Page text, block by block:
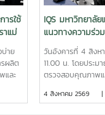
ารใช้
แม่
าย
ผลิต
และ
IQS มหาวิทยาลั
แนวทางความร่ว
และทดสอบปุ๋ยจาก
มุ่งยกระดับนวัตก
ไทย
วันอังคารที่ 4 สิงห
11.00 น. โดยประ
ตรวจสอบคุณภาพแ
ร่วมหารือแนวทางก
4 สิงหาคม